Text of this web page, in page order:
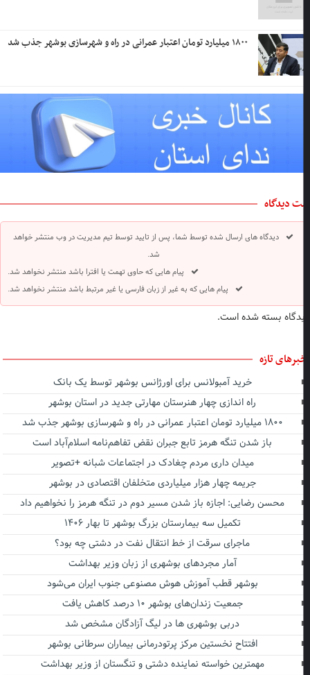
۱۸۰۰ میلیارد تومان اعتبار عمرانی در راه و شهرسازی بوشهر جذب شد
دیدگاه
دیدگاه های ارسال شده توسط شما، پس از تایید توسط تیم مدیریت در وب منتشر خواهد
شد.
پیام هایی که حاوی تهمت یا افترا باشد منتشر نخواهد شد.
پیام هایی که به غیر از زبان فارسی یا غیر مرتبط باشد منتشر نخواهد شد.
بسته شده است.
تازه
خرید آمبولانس برای اورژانس بوشهر توسط یک بانک
راه اندازی چهار هنرستان مهارتی جدید در استان بوشهر
۱۸۰۰ میلیارد تومان اعتبار عمرانی در راه و شهرسازی بوشهر جذب شد
باز شدن تنگه هرمز تابع جبران نقض تفاهم‌نامه اسلام‌آباد است
میدان داری مردم چغادک در اجتماعات شبانه +تصویر
جریمه چهار هزار میلیاردی متخلفان اقتصادی در بوشهر
محسن رضایی: اجازه باز شدن مسیر دوم در تنگه هرمز را نخواهیم داد
تکمیل سه بیمارستان بزرگ بوشهر تا بهار ۱۴۰۶
ماجرای سرقت از خط انتقال نفت در دشتی چه بود؟
آمار مجردهای بوشهری از زبان وزیر بهداشت
بوشهر قطب آموزش هوش مصنوعی جنوب ایران می‌شود
جمعیت زندان‌های بوشهر ۱۰ درصد کاهش یافت
دربی بوشهری ها در لیگ آزادگان مشخص شد
افتتاح نخستین مرکز پرتودرمانی بیماران سرطانی بوشهر
مهمترین خواسته نماینده دشتی و تنگستان از وزیر بهداشت